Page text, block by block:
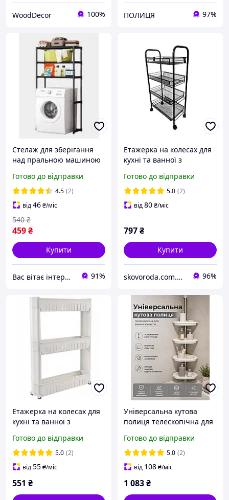
WoodDecor 100% ПОЛИЦЯ 97%
Стелаж для зберігання
над пральною машиною
Готово до відправки
4.5 (2)
від46₴/міс
459₴
540 ₴
Купити
Вас вітає інтернет магазин SvetOn! 91%
Етажерка на колесах для
кухні та ванної з
чорна 42400119
Готово до відправки
5.0 (2)
від80₴/міс
797₴
Купити
skovoroda.com.ua – все для кухні та дому 96%
Етажерка на колесах для
кухні та ванної з
кремово-біла 42400270
Готово до відправки
5.0 (2)
від55₴/міс
551 ₴
Універсальна кутова
полиця телескопічна для
Полиця для ванної кутова
телескопічна Кутова
полиця 4-х ярусна
Готово до відправки
5.0 (2)
від 108₴/міс
1 083₴